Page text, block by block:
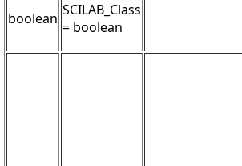
boolean SCILAB_Class
= boolean